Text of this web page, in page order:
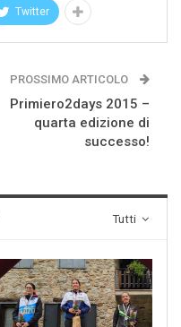
Twitter
PROSSIMO ARTICOLO
Primiero2days 2015 –
quarta edizione di
successo!
Tutti